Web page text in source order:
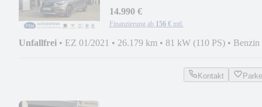
14.990 €
Finanzierung ab 156 € mtl.
Unfallfrei • EZ 01/2021 • 26.179 km • 81 kW (110 PS) • Benzin
Kontakt